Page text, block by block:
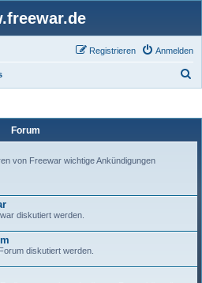
Anmelden
Registrieren
Forum
von Freewar wichtige Ankündigungen
diskutiert werden.
diskutiert werden.